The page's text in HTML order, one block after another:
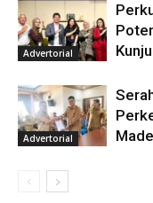
Advertorial
Advertorial